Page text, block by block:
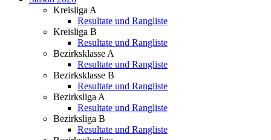
Kreisliga A
Resultate und Rangliste
Kreisliga B
Resultate und Rangliste
Bezirksklasse A
Resultate und Rangliste
Bezirksklasse B
Resultate und Rangliste
Bezirksliga A
Resultate und Rangliste
Bezirksliga B
Resultate und Rangliste